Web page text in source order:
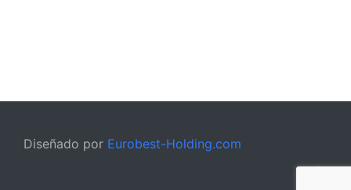
Diseñado por Eurobest-Holding.com